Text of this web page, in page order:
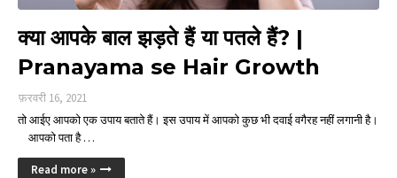
क्या आपके बाल झड़ते हैं या पतले हैं? |
Pranayama se Hair Growth
फ़रवरी 16, 2021
तो आईए आपको एक उपाय बताते हैं। इस उपाय में आपको कुछ भी दवाई वगैरह नहीं लगानी है।
आपको पता है …
Read more »